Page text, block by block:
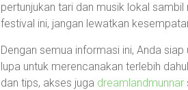
pertunjukan tari dan musik lokal
festival ini, jangan lewatkan
Dengan semua informasi ini, Anda
lupa untuk merencanakan terlebih
dan tips, akses juga dreamlandmunnar